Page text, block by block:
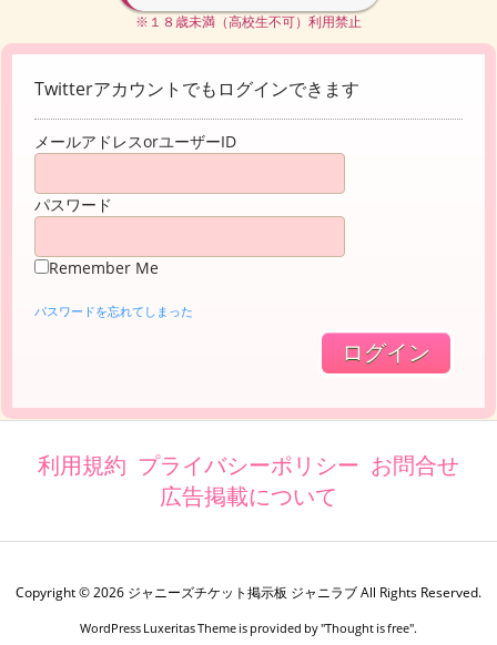
※１８歳未満（高校生不可）利用禁止
Twitterアカウントでもログインできます
メールアドレスorユーザーID
パスワード
Remember Me
パスワードを忘れてしまった
利用規約 プライバシーポリシー お問合せ
広告掲載について
Copyright ©2026 ジャニーズチケット掲示板 ジャニラブAll Rights Reserved.
WordPress Luxeritas Theme is provided by "Thought is free".